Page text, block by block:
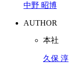
中野 昭博
AUTHOR
本社
久保 淳